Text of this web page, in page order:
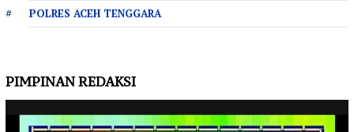
POLRES ACEH TENGGARA
PIMPINAN REDAKSI